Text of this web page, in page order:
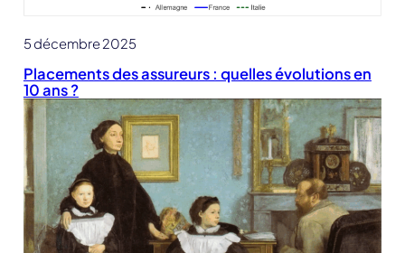
5 décembre 2025
Placements des assureurs : quelles évolutions en
10 ans ?